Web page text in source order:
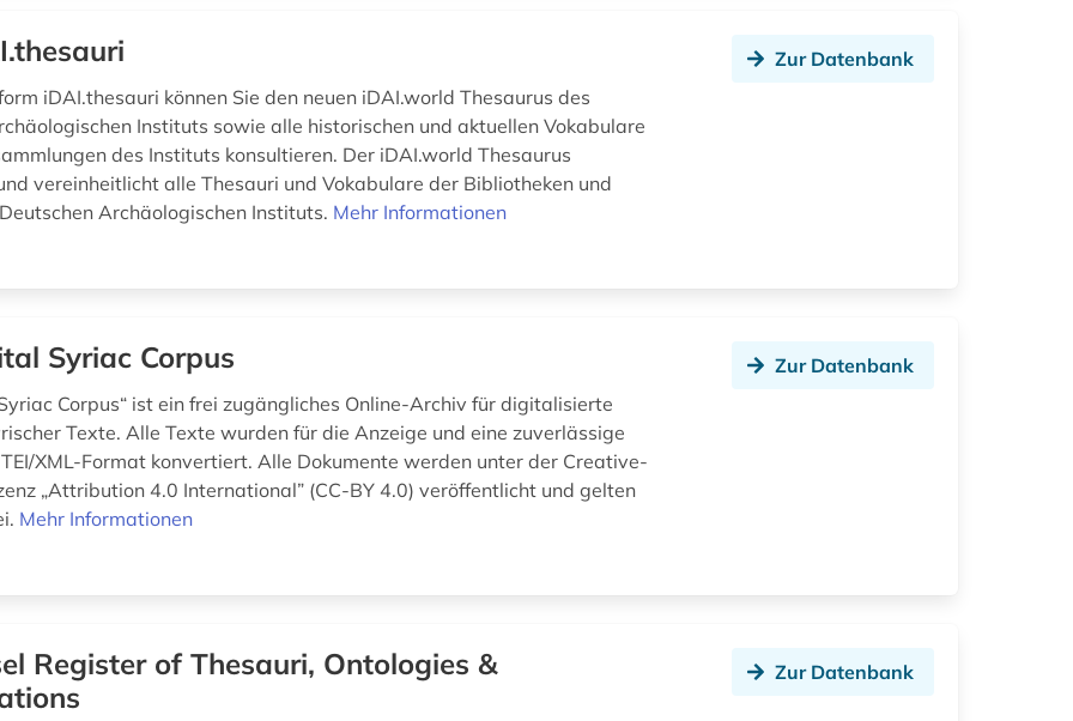
iDAI.thesauri können Sie den neuen iDAI.world Thesaurus des
Instituts sowie alle historischen und aktuellen Vokabulare
des Instituts konsultieren. Der iDAI.world Thesaurus
vereinheitlicht alle Thesauri und Vokabulare der Bibliotheken und
Archäologischen Instituts. Mehr Informationen
Zur Datenbank
Syriac Corpus
Corpus“ ist ein frei zugängliches Online-Archiv für digitalisierte
Texte. Alle Texte wurden für die Anzeige und eine zuverlässige
XML-Format konvertiert. Alle Dokumente werden unter der Creative-
„Attribution 4.0 International” (CC-BY 4.0) veröffentlicht und gelten
Mehr Informationen
Zur Datenbank
Register of Thesauri, Ontologies &
Zur Datenbank